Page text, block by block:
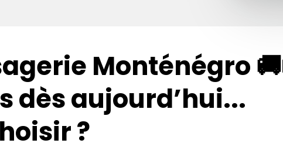
Monténégro
dès aujourd’hui...
?